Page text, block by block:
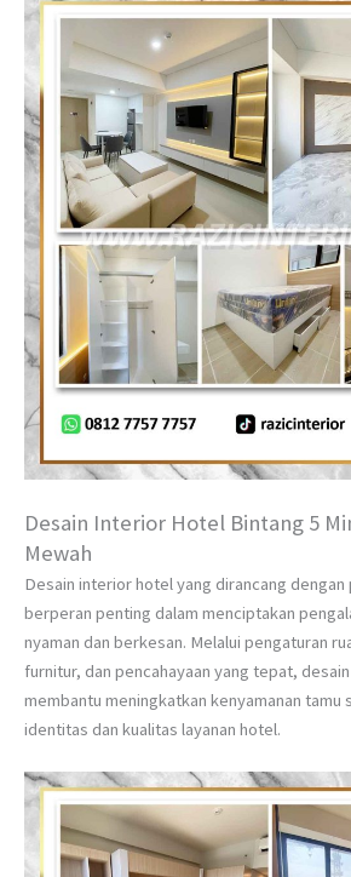
Desain Interior Hotel Bintang 5
Mewah
Desain interior hotel yang dirancang dengan
berperan penting dalam menciptakan
nyaman dan berkesan. Melalui pengaturan
furnitur, dan pencahayaan yang tepat,
membantu meningkatkan kenyamanan
identitas dan kualitas layanan hotel.